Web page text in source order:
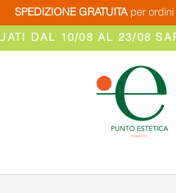
SPEDIZIONE GRATUITAper ordini
DAL 10/08 AL 23/08